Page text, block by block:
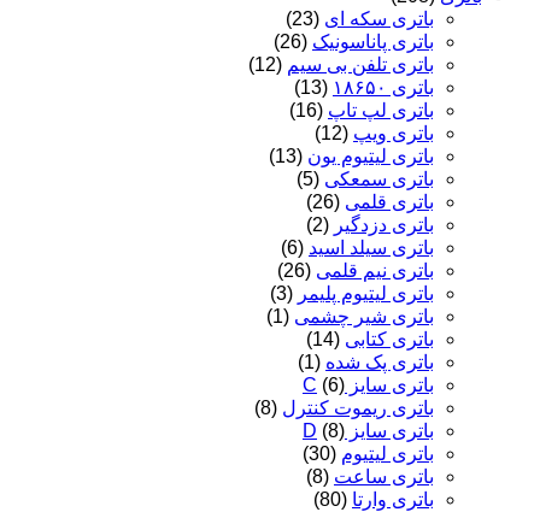
باتری سکه ای (23)
باتری پاناسونیک (26)
باتری تلفن بی سیم (12)
باتری ۱۸۶۵۰
(13)
باتری لپ تاپ (16)
باتری ویپ (12)
باتری لیتیوم یون (13)
باتری سمعکی (5)
باتری قلمی (26)
باتری دزدگیر (2)
باتری سیلد اسید (6)
باتری نیم قلمی (26)
باتری لیتیوم پلیمر (3)
باتری شیر چشمی (1)
باتری کتابی (14)
باتری پک شده (1)
باتری سایز C (6)
باتری ریموت کنترل (8)
باتری سایز D (8)
باتری لیتیوم (30)
باتری ساعت (8)
باتری وارتا (80)